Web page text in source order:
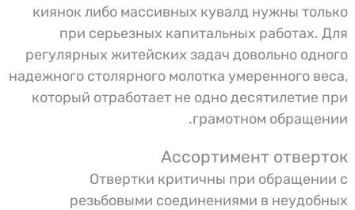
киянок либо массивных кувалд нужны только
при серьезных капитальных работах. Для
регулярных житейских задач довольно одного
надежного столярного молотка умеренного веса,
который отработает не одно десятилетие при
грамотном обращении.
Ассортимент отверток
Отвертки критичны при обращении с
резьбовыми соединениями в неудобных